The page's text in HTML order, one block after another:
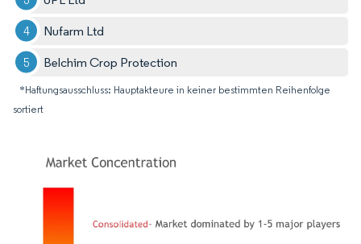
Nufarm Ltd
Belchim Crop Protection
*Haftungsausschluss: Hauptakteure in keiner bestimmten Reihenfolge
sortiert